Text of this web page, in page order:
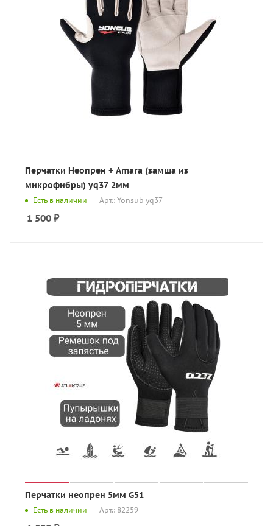
Перчатки Неопрен + Amara (замша из
микрофибры) yq37 2мм
Есть в наличии Арт.: Yonsub yq37
1 500 ₽
Перчатки неопрен 5мм G51
Есть в наличии Арт.: 82259